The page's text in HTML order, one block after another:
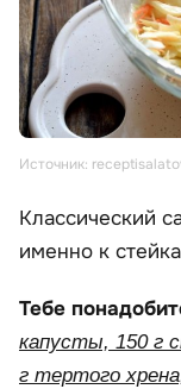
Источник:
Классический
именно к
Тебе
капусты, 150 г
г тертого